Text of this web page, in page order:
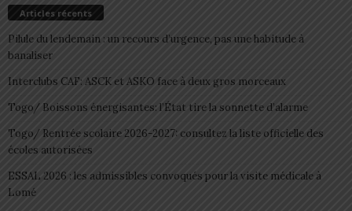
Articles récents
Pilule du lendemain : un recours d’urgence, pas une habitude à
banaliser
Interclubs CAF: ASCK et ASKO face à deux gros morceaux
Togo/ Boissons énergisantes: l’État tire la sonnette d’alarme
Togo/ Rentrée scolaire 2026-2027: consultez la liste officielle des
écoles autorisées
ESSAL 2026 : les admissibles convoqués pour la visite médicale à
Lomé